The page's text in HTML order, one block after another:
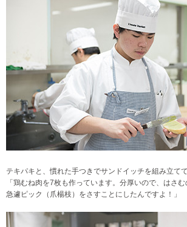
テキパキと、慣れた手つきでサンドイッチを組み立てて
「鶏むね肉を7枚も作っています。分厚いので、はさむ
急遽ピック（爪楊枝）をさすことにしたんですよ！」